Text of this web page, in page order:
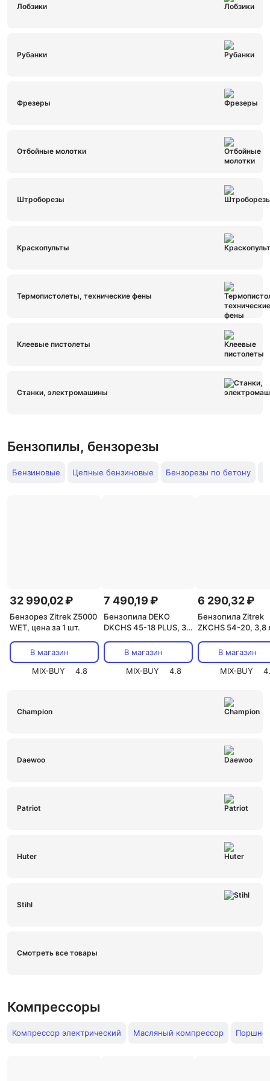
Лобзики
Рубанки
Фрезеры
Отбойные молотки
Штроборезы
Краскопульты
Термопистолеты, технические фены
Клеевые пистолеты
Станки, электромашины
Бензопилы, бензорезы
Бензиновые Цепные бензиновые Бензорезы по бетону
32 990,02 ₽
Бензорез Zitrek Z5000
WET, цена за 1 шт.
В магазин
MIX-BUY
4.8
7 490,19 ₽
Бензопила DEKO
DKCHS 45-18 PLUS, 3,1
сумке, цена за 1 шт.
В магазин
MIX-BUY
4.8
6 290,32 ₽
Бензопила Zitrek
ZKCHS 54-20, 3,8
В магазин
MIX-BUY
Champion
Daewoo
Patriot
Huter
Stihl
Смотреть все товары
Компрессоры
Компрессор электрический Масляный компрессор